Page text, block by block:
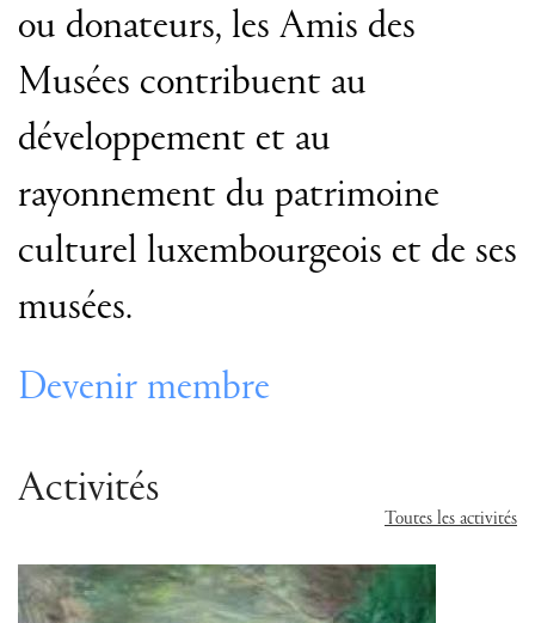
ou donateurs, les Amis des
Musées contribuent au
développement et au
rayonnement du patrimoine
culturel luxembourgeois et de ses
musées.
Devenir membre
Activités
Toutes les activités